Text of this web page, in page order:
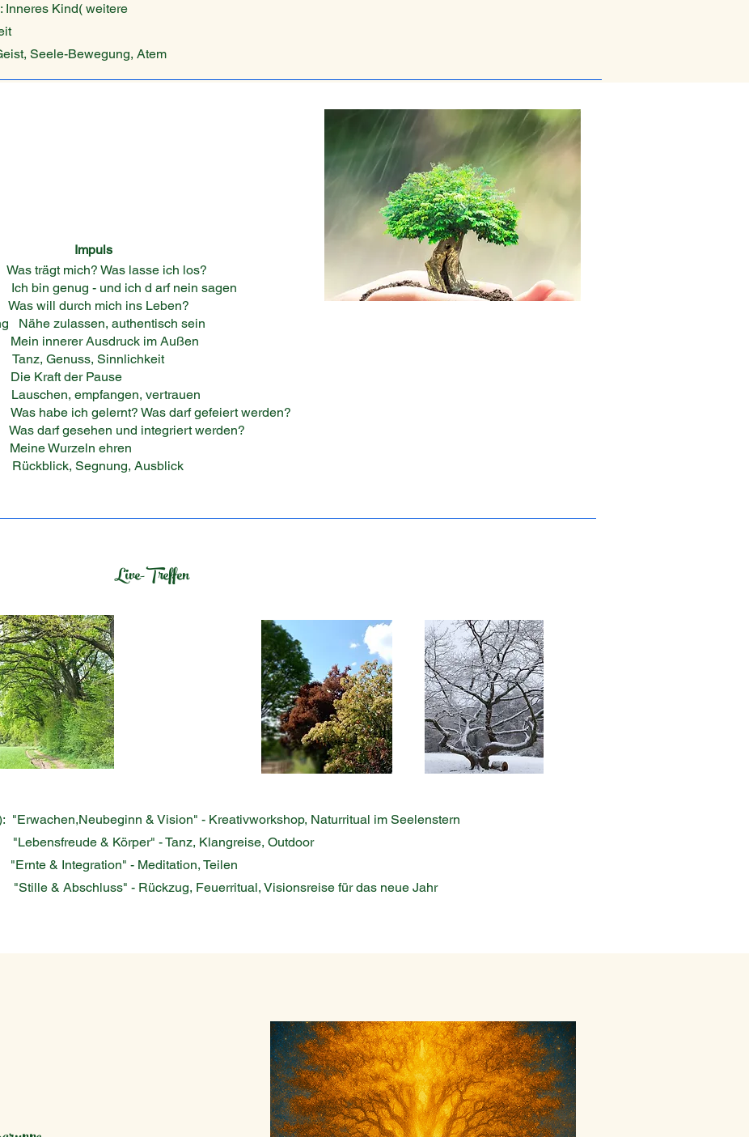
Inneres Kind( weitere
Seele-Bewegung, Atem
Impuls
mich? Was lasse ich los?
genug - und ich d arf nein sagen
durch mich ins Leben?
zulassen, authentisch sein
Ausdruck im Außen
Genuss, Sinnlichkeit
der Pause
empfangen, vertrauen
ich gelernt? Was darf gefeiert werden?
und integriert werden?
ehren
Segnung, Ausblick
Live-Treffen
"Erwachen,Neubeginn & Vision" - Kreativworkshop, Naturritual im Seelenstern
& Körper" - Tanz, Klangreise, Outdoor
& Integration" - Meditation, Teilen
& Abschluss" - Rückzug, Feuerritual, Visionsreise für das neue Jahr